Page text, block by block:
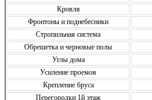
Кровля
Фронтоны и поднебесники
Стропильная система
Обрешетка и черновые полы
Углы дома
Усиление проемов
Крепление бруса
Перегородки 1й этаж